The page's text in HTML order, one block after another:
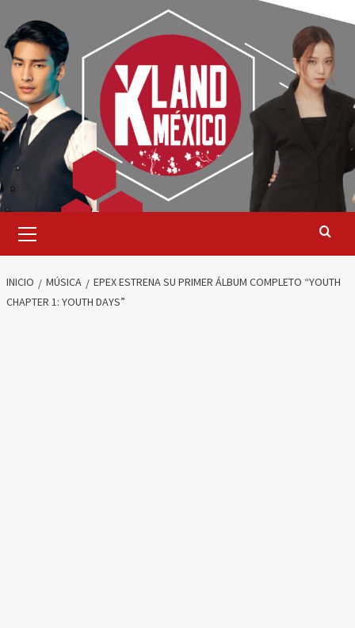
contenido
primario
INICIO MÚSICA
EPEX ESTRENA SU PRIMER ÁLBUM COMPLETO “YOUTH
CHAPTER 1: YOUTH DAYS”